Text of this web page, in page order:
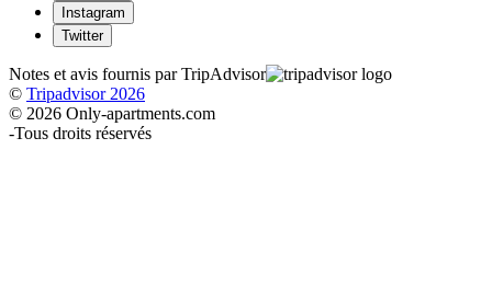
Instagram
Twitter
Notes et avis fournis par TripAdvisor
© Tripadvisor 2026
© 2026 Only-apartments.com
-Tous droits réservés